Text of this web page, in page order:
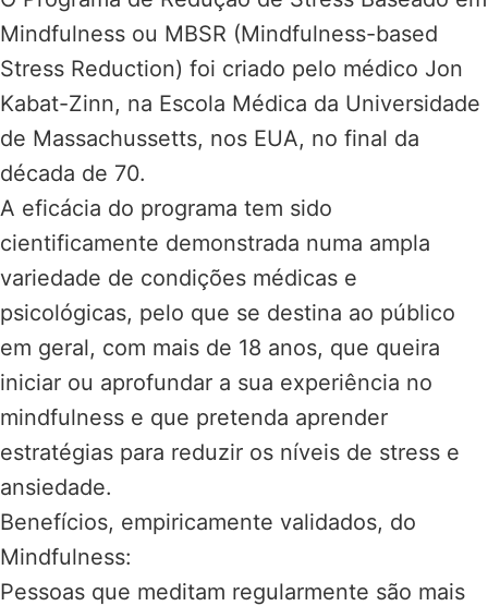
Mindfulness ou MBSR (Mindfulness-based
Stress Reduction) foi criado pelo médico Jon
Kabat-Zinn, na Escola Médica da Universidade
de Massachussetts, nos EUA, no final da
década de 70.
A eficácia do programa tem sido
cientificamente demonstrada numa ampla
variedade de condições médicas e
psicológicas, pelo que se destina ao público
em geral, com mais de 18 anos, que queira
iniciar ou aprofundar a sua experiência no
mindfulness e que pretenda aprender
estratégias para reduzir os níveis de stress e
ansiedade.
Benefícios, empiricamente validados, do
Mindfulness:
Pessoas que meditam regularmente são mais